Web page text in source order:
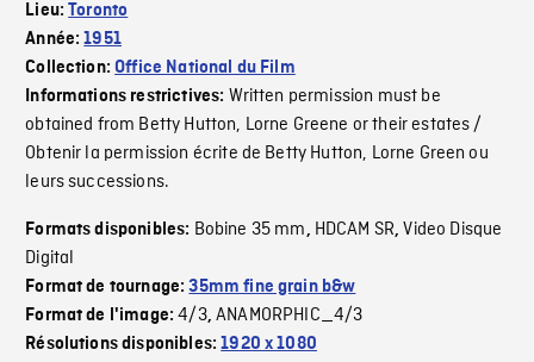
Lieu:Toronto
Année:1951
Collection:Office National du Film
Informations restrictives: Written permission must be
obtained from Betty Hutton, Lorne Greene or their estates /
Obtenir la permission écrite de Betty Hutton, Lorne Green ou
leurs successions.
Formats disponibles: Bobine 35 mm, HDCAM SR,Video Disque
Digital
Format de tournage:35mm fine grain b&w
Format de l'image:4/3,ANAMORPHIC_4/3
Résolutions disponibles:1920 x 1080